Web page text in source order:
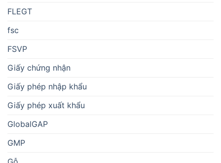
FLEGT
fsc
FSVP
Giấy chứng nhận
Giấy phép nhập khẩu
Giấy phép xuất khẩu
GlobalGAP
GMP